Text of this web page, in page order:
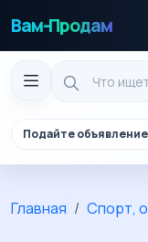
Вам-Продам
Подайте объявление
Главная Спорт,